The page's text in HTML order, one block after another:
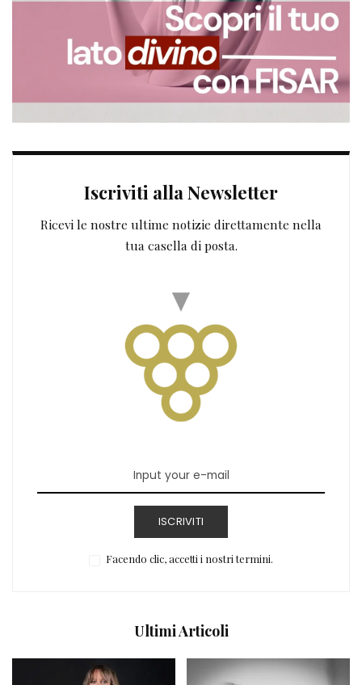
Iscriviti alla Newsletter
Ricevi le nostre ultime notizie direttamente nella
tua casella di posta.
ISCRIVITI
Facendo clic, accetti i nostri termini.
Ultimi Articoli